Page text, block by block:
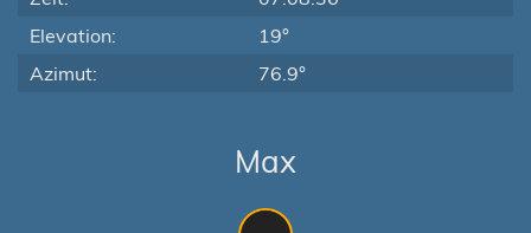
Elevation:
19°
Azimut:
76.9°
Max